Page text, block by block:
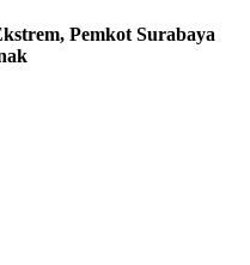
Pemkot Surabaya